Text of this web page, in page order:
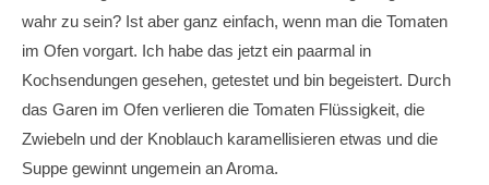
wahr zu sein? Ist aber ganz einfach, wenn man die Tomaten
im Ofen vorgart. Ich habe das jetzt ein paarmal in
Kochsendungen gesehen, getestet und bin begeistert. Durch
das Garen im Ofen verlieren die Tomaten Flüssigkeit, die
Zwiebeln und der Knoblauch karamellisieren etwas und die
Suppe gewinnt ungemein an Aroma.